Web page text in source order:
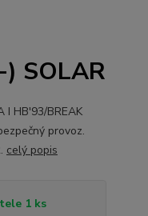
SOLAR
I HB'93/BREAK
provoz.
celý popis
1 ks